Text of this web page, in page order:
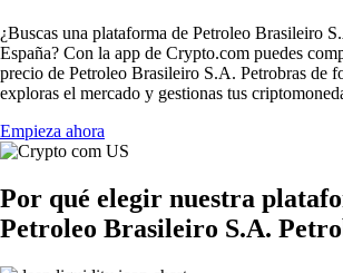
¿Buscas una plataforma de Petroleo Brasileiro
España? Con la app de Crypto.com puedes
precio de Petroleo Brasileiro S.A. Petrobras de
exploras el mercado y gestionas tus
Empieza ahora
Por qué elegir nuestra
Petroleo Brasileiro S.A.